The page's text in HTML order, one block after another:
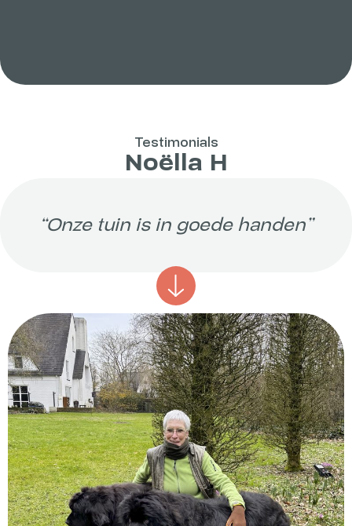
Testimonials
Noëlla H
“Onze tuin is in goede handen”